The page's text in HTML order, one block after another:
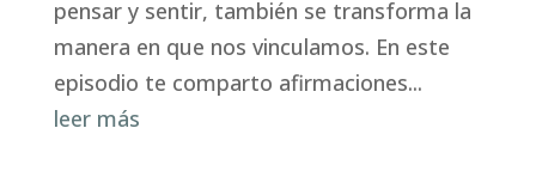
pensar y sentir, también se transforma la
manera en que nos vinculamos. En este
episodio te comparto afirmaciones...
leer más